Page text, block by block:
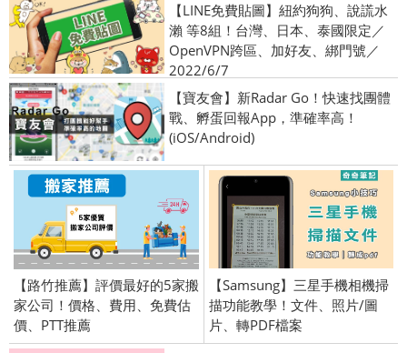
【LINE免費貼圖】紐約狗狗、說謊水
瀨 等8組！台灣、日本、泰國限定／
OpenVPN跨區、加好友、綁門號／
2022/6/7
【寶友會】新Radar Go！快速找團體
戰、孵蛋回報App，準確率高！
(iOS/Android)
【路竹推薦】評價最好的5家搬
家公司！價格、費用、免費估
價、PTT推薦
【Samsung】三星手機相機掃
描功能教學！文件、照片/圖
片、轉PDF檔案